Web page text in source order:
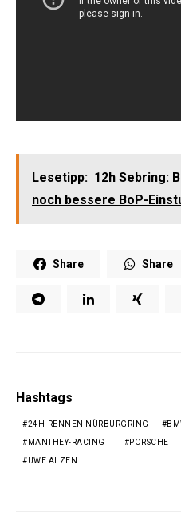
Lesetipp: 12h Sebring:
noch bessere BoP-
Share Share
Hashtags
24H-RENNEN NÜRBURGRING
MANTHEY-RACING PORSCHE
UWE ALZEN